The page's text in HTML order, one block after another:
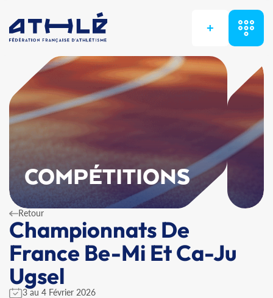
+
COMPÉTITIONS
Retour
Championnats De
France Be-Mi Et Ca-Ju
Ugsel
3 au 4 Février 2026